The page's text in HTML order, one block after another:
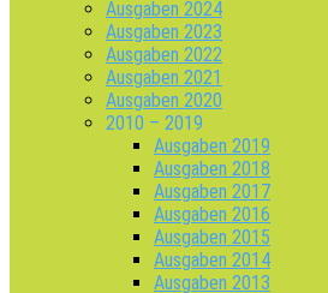
Ausgaben 2024
Ausgaben 2023
Ausgaben 2022
Ausgaben 2021
Ausgaben 2020
2010 – 2019
Ausgaben 2019
Ausgaben 2018
Ausgaben 2017
Ausgaben 2016
Ausgaben 2015
Ausgaben 2014
Ausgaben 2013